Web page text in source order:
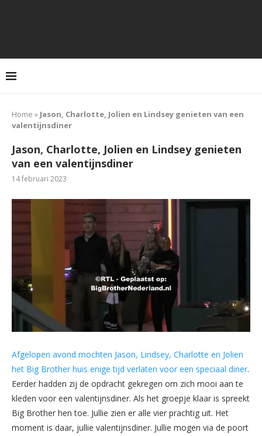
Home » Jason, Charlotte, Jolien en Lindsey genieten van een
valentijnsdiner
Jason, Charlotte, Jolien en Lindsey genieten
van een valentijnsdiner
14 februari 2023
Afgelopen avond mochten Jason, Lindsey, Charlotte en Jolien
het Big Brother huis enige tijd verlaten voor een speciaal diner.
Eerder hadden zij de opdracht gekregen om zich mooi aan te
kleden voor een valentijnsdiner. Als het groepje klaar is spreekt
Big Brother hen toe. Jullie zien er alle vier prachtig uit. Het
moment is daar, jullie valentijnsdiner. Jullie mogen via de poort